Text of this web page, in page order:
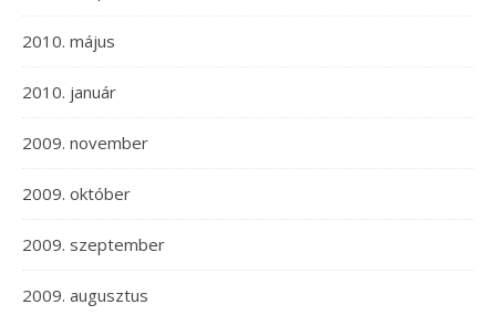
2010. május
2010. január
2009. november
2009. október
2009. szeptember
2009. augusztus